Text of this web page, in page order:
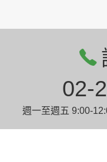
02-
週一至週五 9:00-